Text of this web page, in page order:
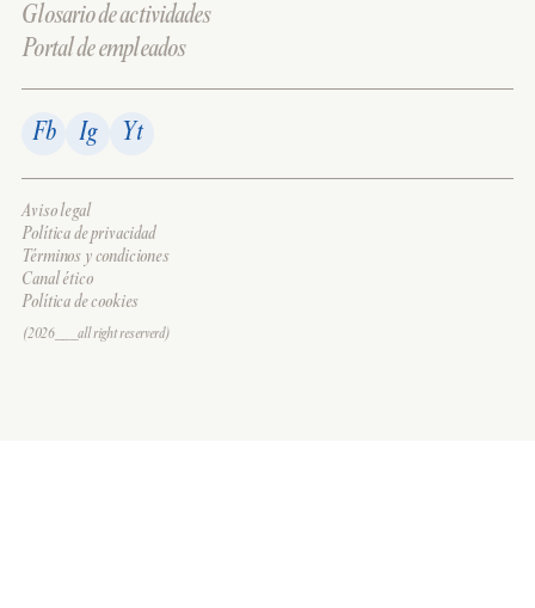
Glosario de actividades
Portal de empleados
Fb Ig Yt
Aviso legal
Política de privacidad
Términos y condiciones
Canal ético
Política de cookies
(2026___all right reserverd)